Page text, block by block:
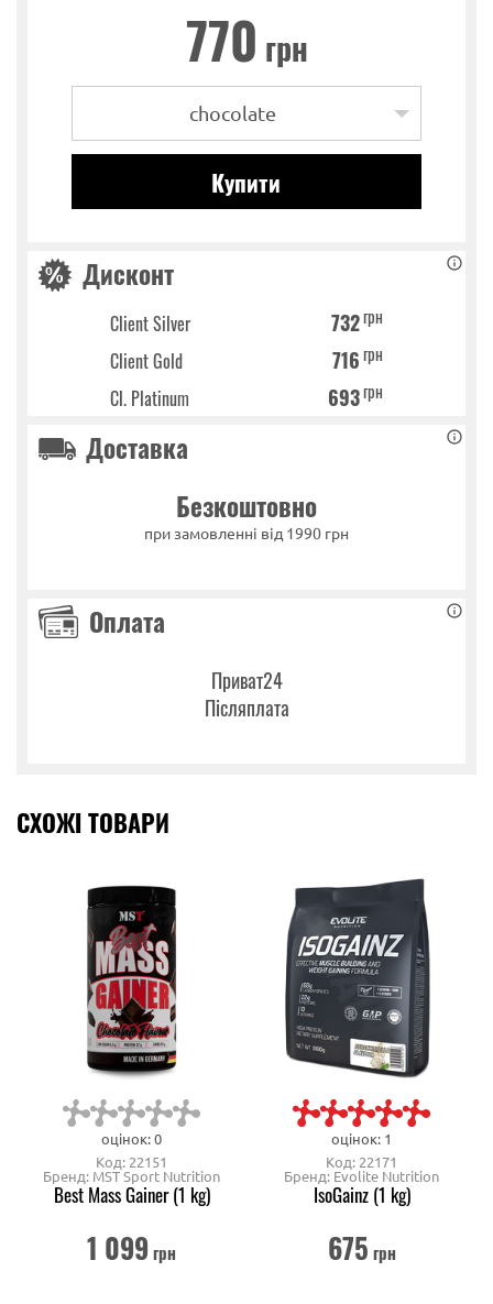
Дисконт
Client Silver 732грн
Client Gold 716грн
Cl. Platinum 693грн
Доставка
Безкоштовно
при замовленні від 1990 грн
Оплата
Приват24
Післяплата
770 грн
chocolate
СХОЖІ ТОВАРИ
оцінок: 0
Код: 22151
Бренд: MST Sport Nutrition
Best Mass Gainer (1 kg)
1 099 грн
оцінок: 1
Код: 22171
Бренд: Evolite Nutrition
IsoGainz (1 kg)
675 грн